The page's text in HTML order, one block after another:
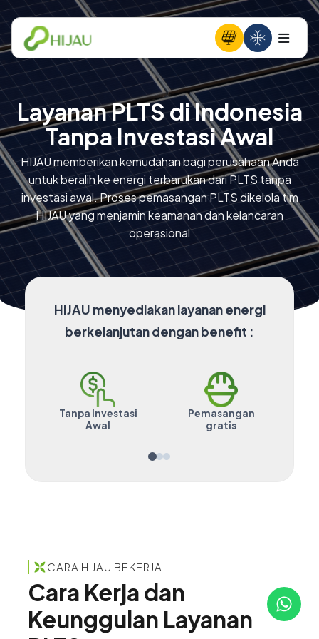
Layanan PLTS di Indonesia
Tanpa Investasi Awal
HIJAU memberikan kemudahan bagi perusahaan Anda
untuk beralih ke energi terbarukan dari PLTS tanpa
investasi awal. Proses pemasangan PLTS dikelola tim
HIJAU yang menjamin keamanan dan kelancaran
operasional
HIJAU menyediakan layanan energi
berkelanjutan dengan benefit :
Tanpa Investasi
Awal
Pemasangan
gratis
CARA HIJAU BEKERJA
Cara Kerja dan
Keunggulan Layanan